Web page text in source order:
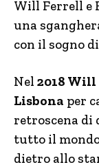
Will Ferrell e
una
con il sogno
Nel 2018
Lisbona per
retroscena di
tutto il
dietro allo